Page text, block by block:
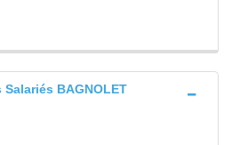
BAGNOLET